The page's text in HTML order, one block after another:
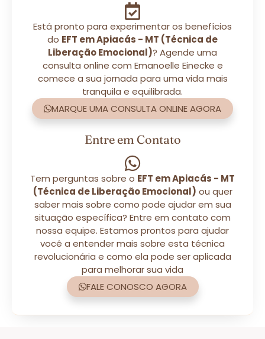
Está pronto para experimentar os benefícios
do EFT em Apiacás - MT (Técnica de
Liberação Emocional)? Agende uma
consulta online com Emanoelle Einecke e
comece a sua jornada para uma vida mais
tranquila e equilibrada.
MARQUE UMA CONSULTA ONLINE AGORA
Entre em Contato
Tem perguntas sobre o EFT em Apiacás - MT
(Técnica de Liberação Emocional) ou quer
saber mais sobre como pode ajudar em sua
situação específica? Entre em contato com
nossa equipe. Estamos prontos para ajudar
você a entender mais sobre esta técnica
revolucionária e como ela pode ser aplicada
para melhorar sua vida
FALE CONOSCO AGORA